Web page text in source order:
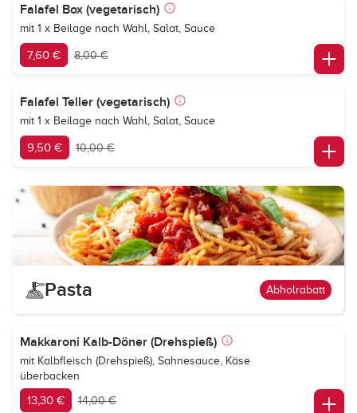
Falafel Box (vegetarisch)
mit 1 x Beilage nach Wahl, Salat, Sauce
7,60 € 8,00 €
Falafel Teller (vegetarisch)
mit 1 x Beilage nach Wahl, Salat, Sauce
9,50 € 10,00 €
Pasta Abholrabatt
Makkaroni Kalb-Döner (Drehspieß)
mit Kalbfleisch (Drehspieß), Sahnesauce, Käse
überbacken
13,30 € 14,00 €